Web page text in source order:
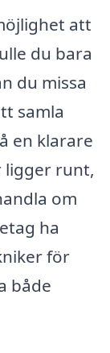
att
du bara
du missa
samla
en klarare
ligger runt,
om
ha
för
både